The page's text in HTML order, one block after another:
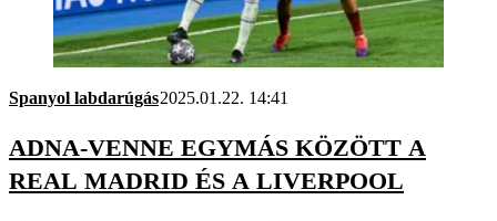
Spanyol labdarúgás2025.01.22. 14:41
ADNA-VENNE EGYMÁS KÖZÖTT A
REAL MADRID ÉS A LIVERPOOL